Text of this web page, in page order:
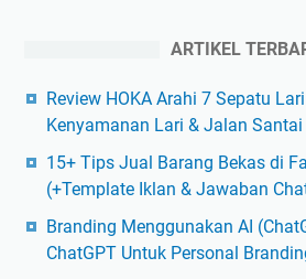
ARTIKEL
Review HOKA Arahi 7 Sepatu
Kenyamanan Lari & Jalan Santai
15+ Tips Jual Barang Bekas di
(+Template Iklan & Jawaban
Branding Menggunakan AI
ChatGPT Untuk Personal